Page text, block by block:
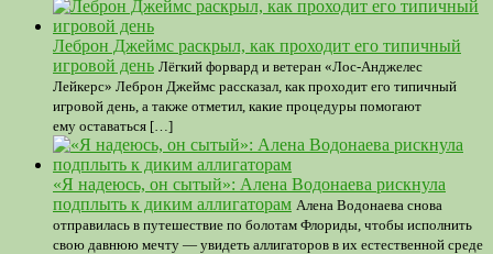
Леброн Джеймс раскрыл, как проходит его типичный
игровой день Лёгкий форвард и ветеран «Лос-Анджелес
Лейкерс» Леброн Джеймс рассказал, как проходит его типичный
игровой день, а также отметил, какие процедуры помогают
ему оставаться […]
«Я надеюсь, он сытый»: Алена Водонаева рискнула
подплыть к диким аллигаторам Алена Водонаева снова
отправилась в путешествие по болотам Флориды, чтобы исполнить
свою давнюю мечту — увидеть аллигаторов в их естественной среде